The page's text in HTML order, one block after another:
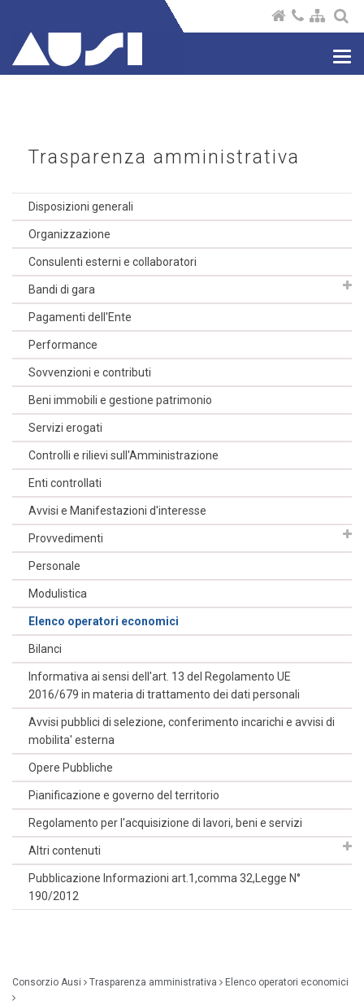
Trasparenza amministrativa
Disposizioni generali
Organizzazione
Consulenti esterni e collaboratori
Bandi di gara
Pagamenti dell'Ente
Performance
Sovvenzioni e contributi
Beni immobili e gestione patrimonio
Servizi erogati
Controlli e rilievi sull'Amministrazione
Enti controllati
Avvisi e Manifestazioni d'interesse
Provvedimenti
Personale
Modulistica
Elenco operatori economici
Bilanci
Informativa ai sensi dell'art. 13 del Regolamento UE
2016/679 in materia di trattamento dei dati personali
Avvisi pubblici di selezione, conferimento incarichi e avvisi di
mobilita' esterna
Opere Pubbliche
Pianificazione e governo del territorio
Regolamento per l'acquisizione di lavori, beni e servizi
Altri contenuti
Pubblicazione Informazioni art.1,comma 32,Legge N°
190/2012
Consorzio Ausi Trasparenza amministrativa Elenco operatori economici